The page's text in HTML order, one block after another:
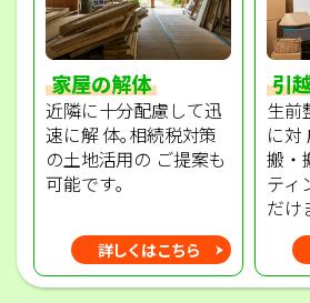
家屋の解体
近隣に十分配慮して迅
速に解 体｡相続税対策
の土地活用の ご提案も
可能です｡
詳しくはこちら
引
生前
に対
搬・
ティ
だけ